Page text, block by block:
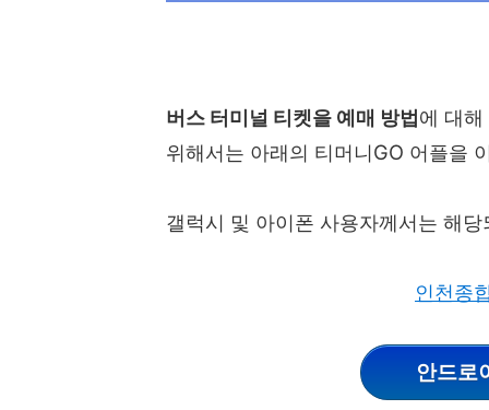
버스 터미널 티켓을 예매 방법에 대
위해서는 아래의 티머니GO 어플을
갤럭시 및 아이폰 사용자께서는 해
인천종
안드로